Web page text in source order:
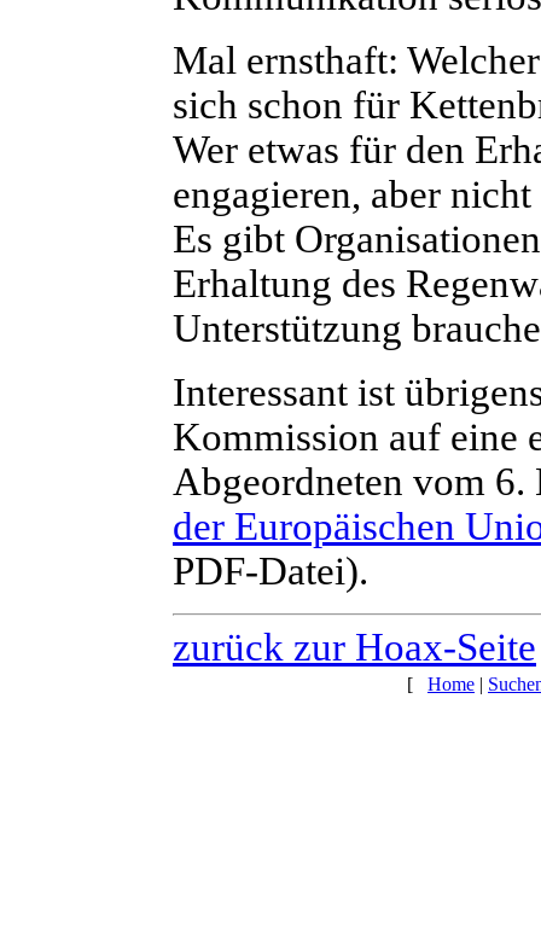
Mal ernsthaft:
sich schon für
Wer etwas für den
engagieren, aber
Es gibt
Erhaltung des
Unterstützung
Interessant ist
Kommission auf eine
Abgeordneten vom
der Europäischen
PDF-Datei).
zurück zur Hoax-Seite
[ Home |